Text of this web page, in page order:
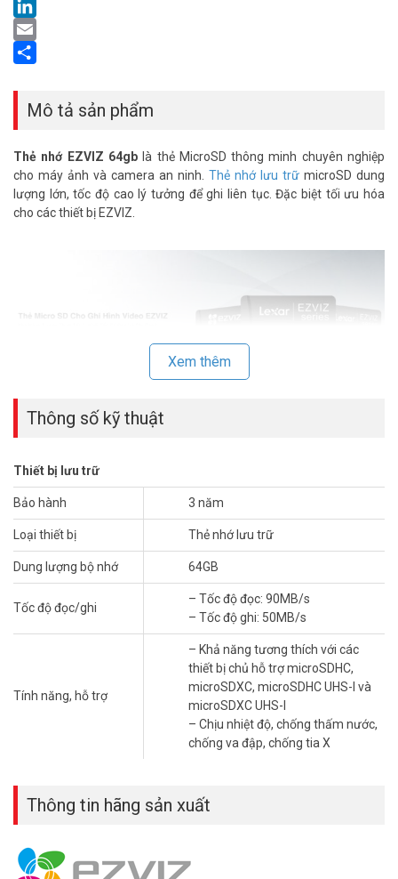
LinkedIn
Email
Mô tả sản phẩm
Thẻ nhớ EZVIZ 64gblà thẻ MicroSD thông minh chuyên nghiệp
cho máy ảnh và camera an ninh. Thẻ nhớ lưu trữ microSD dung
lượng lớn, tốc độ cao lý tưởng để ghi liên tục. Đặc biệt tối ưu hóa
cho các thiết bị EZVIZ.
– Tốc độ đọc và ghi cao
– Khả năng thích ứng mạnh mẽ và độ bền vượt trội
– Phát hiện và theo dõi tình trạng thẻ thông minh
Thông số kỹ thuật thẻ nhớ giám sát
MicroSD EZVIZ 64Gb
– Thẻ MicroSD thông minh EZVIZ 64GB
– Tốc độ đọc: 90MB/s
– Khả năng tương thích với các thiết bị chủ hỗ trợ microSDHC,
– Chịu nhiệt độ, chống thấm nước, chống va đập, chống tia X
– Nhiệt độ hoạt động: 0ºC đến 70ºC
– Độ ẩm 25% đến 85%, không ngưng tụ
– Kích thước: 15mm x 11mm x 1mm
Xem thêm
Thông số kỹ thuật
Thiết bị lưu trữ
Bảo hành 3 năm
Loại thiết bị Thẻ nhớ lưu trữ
Dung lượng bộ nhớ 64GB
Tốc độ đọc/ghi
– Tốc độ đọc: 90MB/s
– Tốc độ ghi: 50MB/s
Tính năng, hỗ trợ
– Khả năng tương thích với các
thiết bị chủ hỗ trợ microSDHC,
microSDXC, microSDHC UHS-I và
microSDXC UHS-I
– Chịu nhiệt độ, chống thấm nước,
chống va đập, chống tia X
Thông tin hãng sản xuất